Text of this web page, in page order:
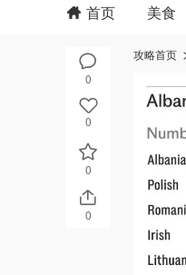
0
0
0
0
首页 美食
攻略首页